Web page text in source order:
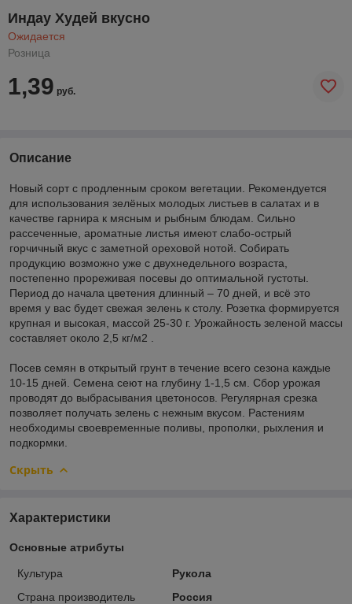
Индау Худей вкусно
Ожидается
Розница
1,39 руб.
Описание
Новый сорт с продленным сроком вегетации. Рекомендуется
для использования зелёных молодых листьев в салатах и в
качестве гарнира к мясным и рыбным блюдам. Сильно
рассеченные, ароматные листья имеют слабо-острый
горчичный вкус с заметной ореховой нотой. Собирать
продукцию возможно уже с двухнедельного возраста,
постепенно прореживая посевы до оптимальной густоты.
Период до начала цветения длинный – 70 дней, и всё это
время у вас будет свежая зелень к столу. Розетка формируется
крупная и высокая, массой 25-30 г. Урожайность зеленой массы
составляет около 2,5 кг/м2
Посев семян в открытый грунт в течение всего сезона каждые
10-15 дней. Семена сеют на глубину 1-1,5 см. Сбор урожая
проводят до выбрасывания цветоносов. Регулярная срезка
позволяет получать зелень с нежным вкусом. Растениям
необходимы своевременные поливы, прополки, рыхления и
подкормки.
Скрыть
Характеристики
Основные атрибуты
Культура
Рукола
Страна производитель
Россия